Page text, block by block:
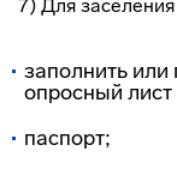
7) Для
заполнить
опросный лист
паспорт;